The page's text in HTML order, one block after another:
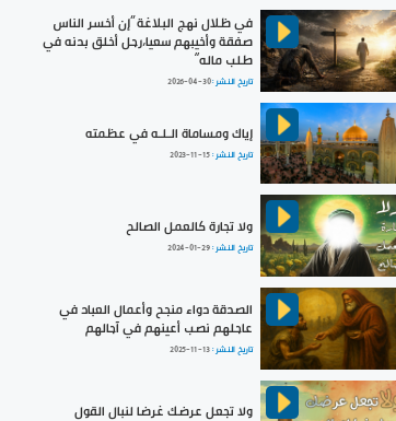
في ظلال نهج البلاغة ”إن أخسر الناس
صفقة وأخيبهم سعيا،رجل أخلق بدنه في
طلب ماله“
تاريخ النشر :2026-04-30
إياك ومساماة الـلـه في عظمته
تاريخ النشر :2023-11-15
ولا تجارة كالعمل الصالح
تاريخ النشر :2024-01-29
الصدقة دواء منجح وأعمال العباد في
عاجلهم نصب أعينهم في آجالهم
تاريخ النشر :2025-11-13
ولا تجعل عرضك غرضا لنبال القول